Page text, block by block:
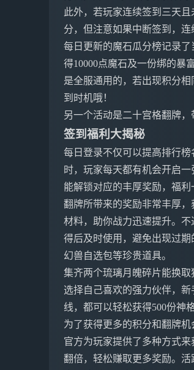
此外，若玩家连续签到三天
分，但注意如果中断签到，连
每日更新的魔石瓜分榜记录
得10000点魔石及一份绑的暴
是全服通用的，若出现积分
到时机哦！
另一个活动是二十宫格翻牌，
签到福利大揭秘
每日登录不仅可以提高排行榜
时，玩家每天都有机会开启
能解锁对应的丰厚奖励，福利
翻牌所带来的奖励非常丰厚
材料，助你战力迅速提升。
得后及时使用，避免出现过
幻兽自选包等珍贵道具。
集齐两个琉璃月魄碎片能换
选择自己喜欢的强力伙伴，
线，都可以轻松获得500份神
为了获得更多的积分和翻牌机
官方为玩家提供了多种方式
翻倍，轻松赚取更多奖励。